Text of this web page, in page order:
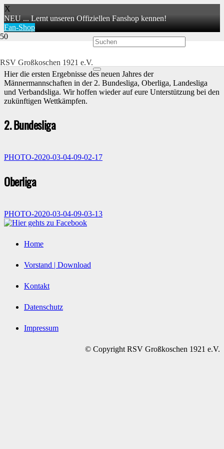
X
NEU ... Lernt unseren Offiziellen Fanshop kennen!
Fan-Shop
RSV Großkoschen 1921 e.V.
Ergebnisse 3. Spieltag 2020 der Männermannschaften
Hier die ersten Ergebnisse des neuen Jahres der
Männermannschaften in der 2. Bundesliga, Oberliga, Landesliga
und Verbandsliga. Wir hoffen wieder auf eure Unterstützung bei den
zukünftigen Wettkämpfen.
2. Bundesliga
PHOTO-2020-03-04-09-02-17
Oberliga
PHOTO-2020-03-04-09-03-13
Home
Vorstand | Download
Kontakt
Datenschutz
Impressum
© Copyright RSV Großkoschen 1921 e.V.